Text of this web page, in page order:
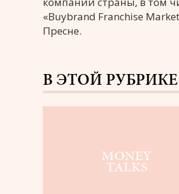
«Buybrand Franchise
Пресне.
В ЭТОЙ РУБРИКЕ